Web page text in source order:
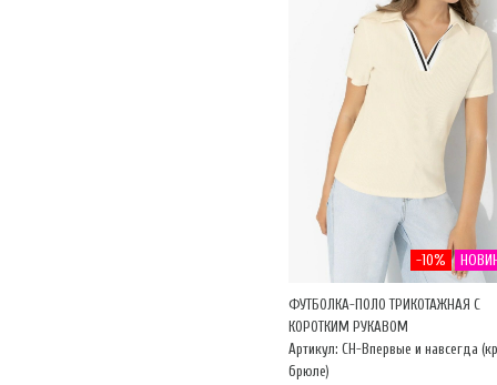
-10%
ФУТБОЛКА-ПОЛО ТРИКОТАЖНАЯ С
КОРОТКИМ РУКАВОМ
Артикул: CH-Впервые и навсегда
брюле)